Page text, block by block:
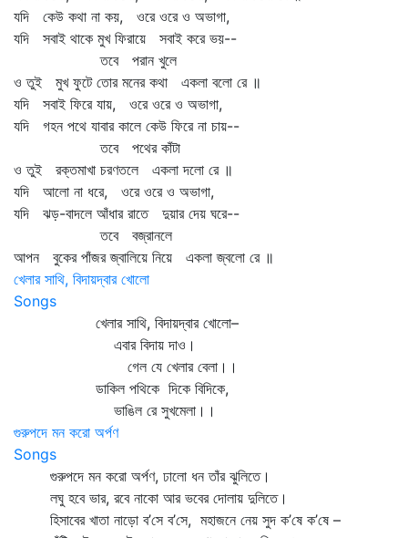
যদি কেউ কথা না কয়, ওরে ওরে ও অভাগা,
যদি সবাই থাকে মুখ ফিরায়ে সবাই করে ভয়--
তবে পরান খুলে
ও তুই মুখ ফুটে তোর মনের কথা একলা বলো রে ॥
যদি সবাই ফিরে যায়, ওরে ওরে ও অভাগা,
যদি গহন পথে যাবার কালে কেউ ফিরে না চায়--
তবে পথের কাঁটা
ও তুই রক্তমাখা চরণতলে একলা দলো রে ॥
যদি আলো না ধরে, ওরে ওরে ও অভাগা,
যদি ঝড়-বাদলে আঁধার রাতে দুয়ার দেয় ঘরে--
তবে বজ্রানলে
আপন বুকের পাঁজর জ্বালিয়ে নিয়ে একলা জ্বলো রে ॥
খেলার সাথি, বিদায়দ্বার খোলো
Songs
খেলার সাথি, বিদায়দ্বার খোলো–
এবার বিদায় দাও।
গেল যে খেলার বেলা।।
ডাকিল পথিকে দিকে বিদিকে,
ভাঙিল রে সুখমেলা।।
গুরুপদে মন করো অর্পণ
Songs
গুরুপদে মন করো অর্পণ, ঢালো ধন তাঁর ঝুলিতে।
লঘু হবে ভার, রবে নাকো আর ভবের দোলায় দুলিতে।
হিসাবের খাতা নাড়ো ব’সে ব’সে, মহাজনে নেয় সুদ ক’ষে ক’ষে –